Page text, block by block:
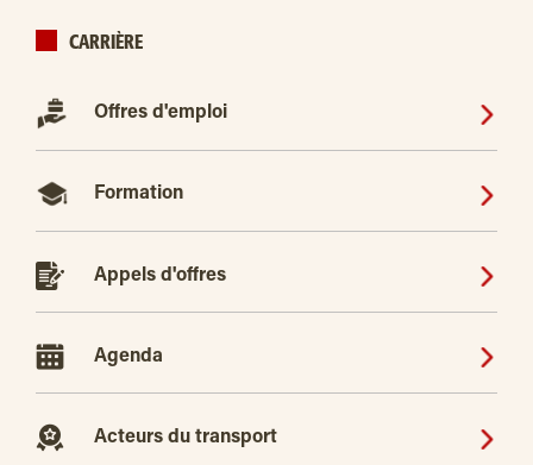
CARRIÈRE
Offres d'emploi
Formation
Appels d'offres
Agenda
Acteurs du transport